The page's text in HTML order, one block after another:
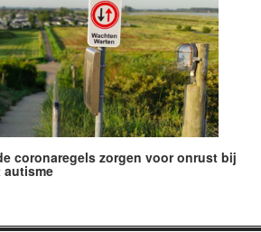
coronaregels zorgen voor onrust bij
autisme